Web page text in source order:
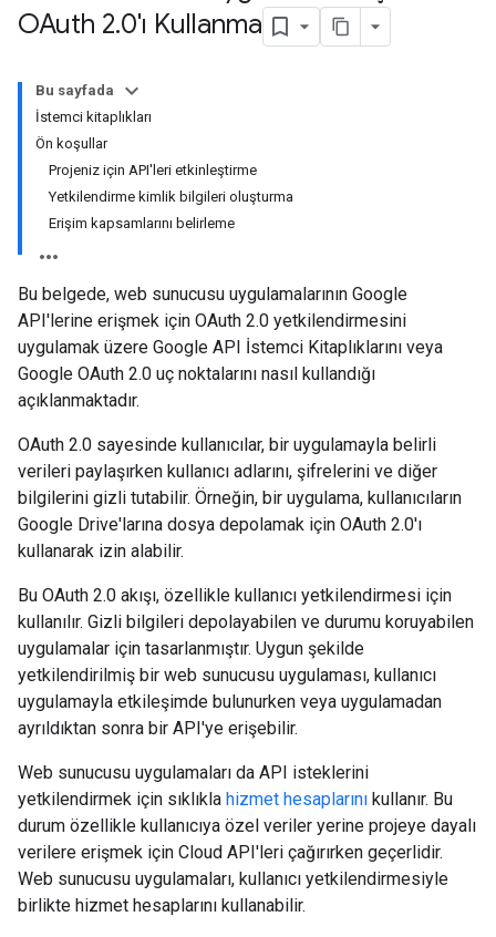
OAuth 2.0'ı Kullanma
Bu sayfada
İstemci kitaplıkları
Ön koşullar
Projeniz için API'leri etkinleştirme
Yetkilendirme kimlik bilgileri oluşturma
Erişim kapsamlarını belirleme
Bu belgede, web sunucusu uygulamalarının Google
API'lerine erişmek için OAuth 2.0 yetkilendirmesini
uygulamak üzere Google API İstemci Kitaplıklarını veya
Google OAuth 2.0 uç noktalarını nasıl kullandığı
açıklanmaktadır.
OAuth 2.0 sayesinde kullanıcılar, bir uygulamayla belirli
verileri paylaşırken kullanıcı adlarını, şifrelerini ve diğer
bilgilerini gizli tutabilir. Örneğin, bir uygulama, kullanıcıların
Google Drive'larına dosya depolamak için OAuth 2.0'ı
kullanarak izin alabilir.
Bu OAuth 2.0 akışı, özellikle kullanıcı yetkilendirmesi için
kullanılır. Gizli bilgileri depolayabilen ve durumu koruyabilen
uygulamalar için tasarlanmıştır. Uygun şekilde
yetkilendirilmiş bir web sunucusu uygulaması, kullanıcı
uygulamayla etkileşimde bulunurken veya uygulamadan
ayrıldıktan sonra bir API'ye erişebilir.
Web sunucusu uygulamaları da API isteklerini
yetkilendirmek için sıklıkla hizmet hesaplarını kullanır. Bu
durum özellikle kullanıcıya özel veriler yerine projeye dayalı
verilere erişmek için Cloud API'leri çağırırken geçerlidir.
Web sunucusu uygulamaları, kullanıcı yetkilendirmesiyle
birlikte hizmet hesaplarını kullanabilir.